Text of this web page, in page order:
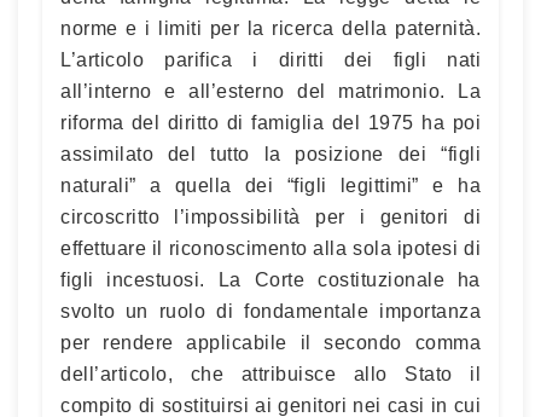
norme e i limiti per la ricerca della paternità.
L’articolo parifica i diritti dei figli nati
all’interno e all’esterno del matrimonio. La
riforma del diritto di famiglia del 1975 ha poi
assimilato del tutto la posizione dei “figli
naturali” a quella dei “figli legittimi” e ha
circoscritto l’impossibilità per i genitori di
effettuare il riconoscimento alla sola ipotesi di
figli incestuosi. La Corte costituzionale ha
svolto un ruolo di fondamentale importanza
per rendere applicabile il secondo comma
dell’articolo, che attribuisce allo Stato il
compito di sostituirsi ai genitori nei casi in cui